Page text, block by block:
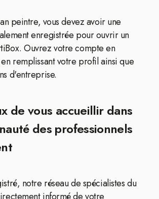
peintre, vous devez avoir une
enregistrée pour ouvrir un
Ouvrez votre compte en
remplissant votre profil ainsi que
d'entreprise.
de vous accueillir dans
des professionnels
notre réseau de spécialistes du